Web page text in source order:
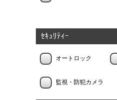
ｾｷｭﾘﾃｨｰ
オートロック
監視・防犯カメラ